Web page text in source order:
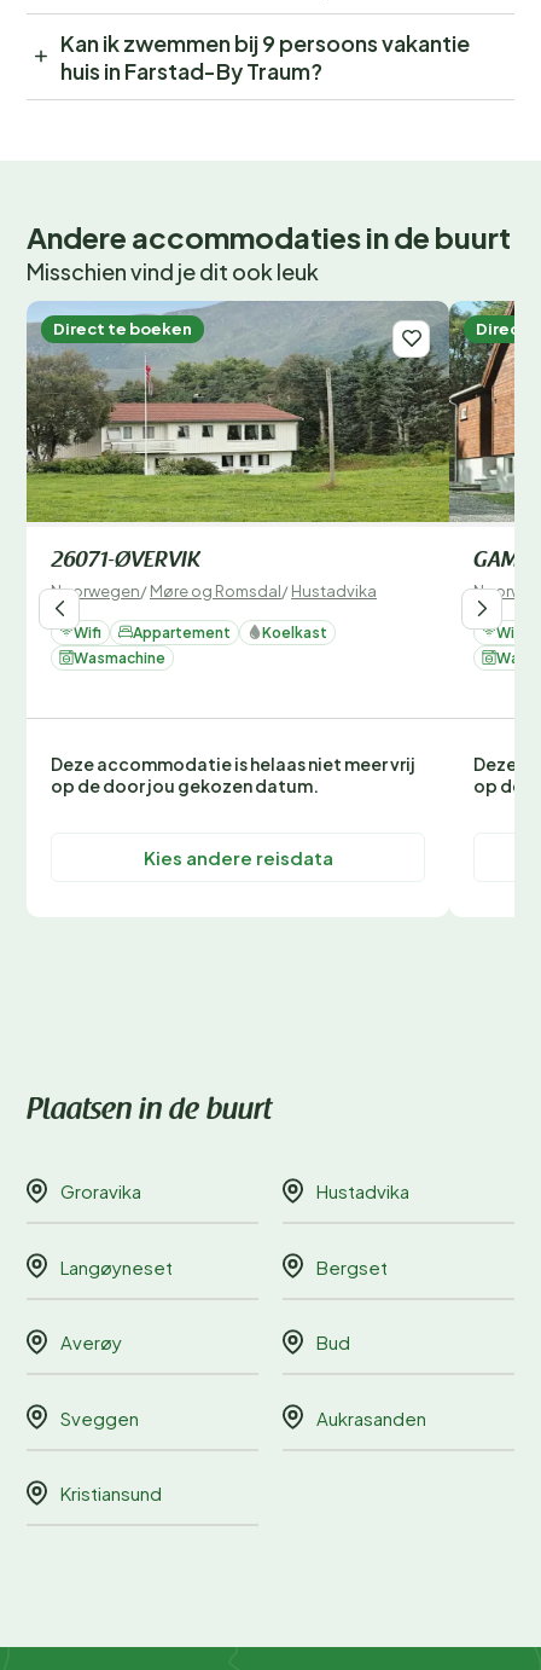
Kan ik zwemmen bij 9 persoons vakantie
huis in Farstad-By Traum?
Andere accommodaties in de buurt
Misschien vind je dit ook leuk
Direct te boeken
26071-ØVERVIK
Noorwegen/Møre og Romsdal/Hustadvika
Wifi Appartement
Koelkast
Wasmachine
Deze accommodatie is helaas niet meer vrij
op de door jou gekozen datum.
Kies andere reisdata
Direct
Wifi
Deze
op de
Plaatsen in de buurt
Groravika Hustadvika
Langøyneset Bergset
Averøy Bud
Sveggen Aukrasanden
Kristiansund